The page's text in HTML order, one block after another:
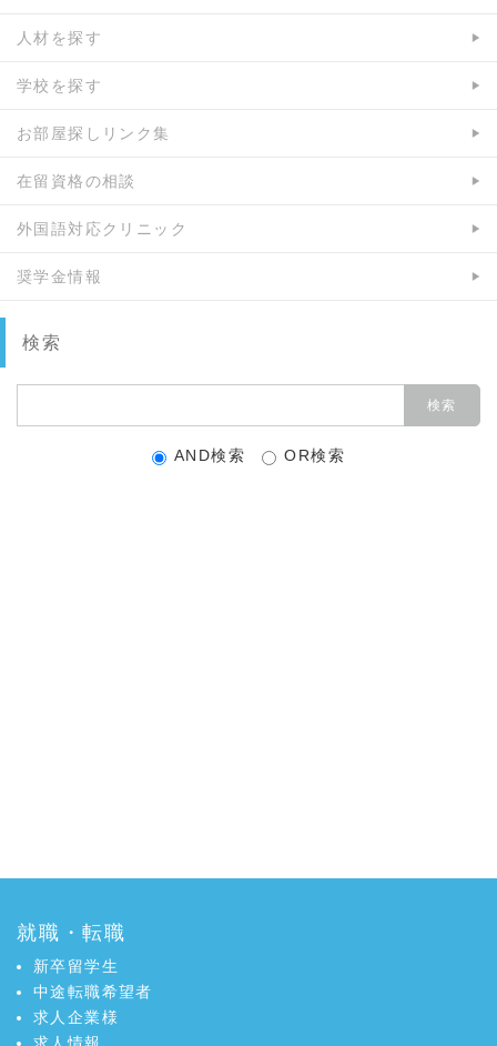
人材を探す
学校を探す
お部屋探しリンク集
在留資格の相談
外国語対応クリニック
奨学金情報
検索
AND検索 OR検索
就職・転職
新卒留学生
中途転職希望者
求人企業様